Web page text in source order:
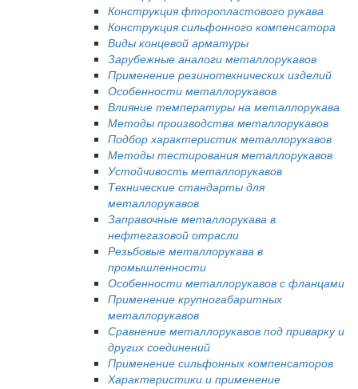
Конструкция фторопластового рукава
Конструкция сильфонного компенсатора
Виды концевой арматуры
Зарубежные аналоги металлорукавов
Применение резинотехнических изделий
Особенности металлорукавов
Влияние температуры на металлорукава
Методы производства металлорукавов
Подбор характеристик металлорукавов
Методы тестирования металлорукавов
Устойчивость металлорукавов
Технические стандарты для
металлорукавов
Заправочные металлорукава в
нефтегазовой отрасли
Резьбовые металлорукава в
промышленности
Особенности металлорукавов с фланцами
Применение крупногабаритных
металлорукавов
Сравнение металлорукавов под приварку и
других соединений
Применение сильфонных компенсаторов
Характеристики и применение